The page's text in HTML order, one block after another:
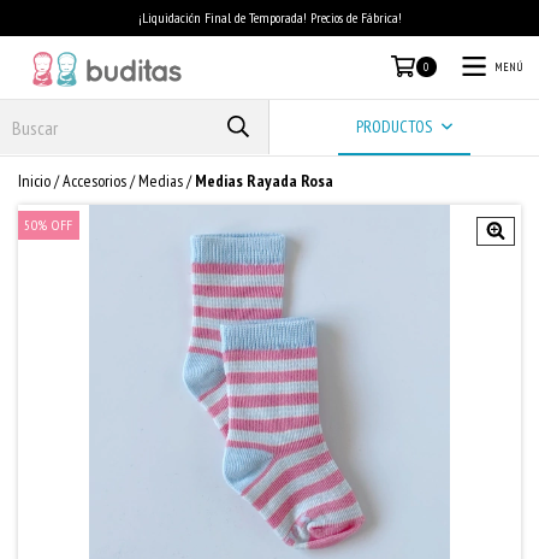
¡Liquidación Final de Temporada! Precios de Fábrica!
0 MENÚ
PRODUCTOS
Inicio/Accesorios/Medias/ Medias Rayada Rosa
50% OFF